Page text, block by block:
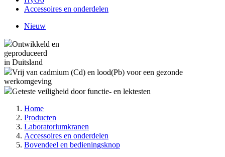
Accessoires en onderdelen
Nieuw
Ontwikkeld en
geproduceerd
in Duitsland
Vrij van cadmium (Cd) en lood(Pb) voor een gezonde
werkomgeving
Geteste veiligheid door functie- en lektesten
Home
Producten
Laboratoriumkranen
Accessoires en onderdelen
Bovendeel en bedieningsknop